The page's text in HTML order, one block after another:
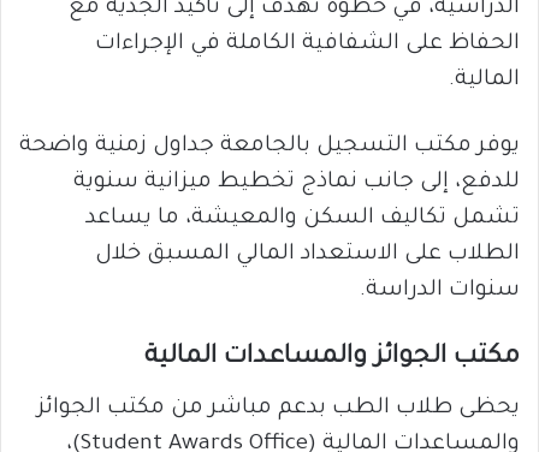
الدراسية، في خطوة تهدف إلى تأكيد الجدية مع
الحفاظ على الشفافية الكاملة في الإجراءات
المالية.
يوفر مكتب التسجيل بالجامعة جداول زمنية واضحة
للدفع، إلى جانب نماذج تخطيط ميزانية سنوية
تشمل تكاليف السكن والمعيشة، ما يساعد
الطلاب على الاستعداد المالي المسبق خلال
سنوات الدراسة.
مكتب الجوائز والمساعدات المالية
يحظى طلاب الطب بدعم مباشر من مكتب الجوائز
والمساعدات المالية (Student Awards Office)،